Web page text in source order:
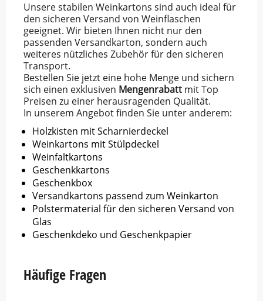
Unsere stabilen Weinkartons sind auch ideal für
den sicheren Versand von Weinflaschen
geeignet. Wir bieten Ihnen nicht nur den
passenden Versandkarton, sondern auch
weiteres nützliches Zubehör für den sicheren
Transport.
Bestellen Sie jetzt eine hohe Menge und sichern
sich einen exklusiven Mengenrabatt mit Top
Preisen zu einer herausragenden Qualität.
In unserem Angebot finden Sie unter anderem:
Holzkisten mit Scharnierdeckel
Weinkartons mit Stülpdeckel
Weinfaltkartons
Geschenkkartons
Geschenkbox
Versandkartons passend zum Weinkarton
Polstermaterial für den sicheren Versand von
Glas
Geschenkdeko und Geschenkpapier
Häufige Fragen